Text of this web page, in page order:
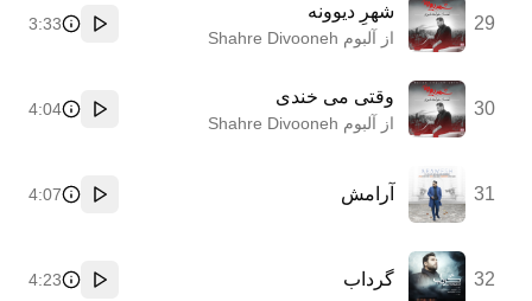
29
شهرِ دیوونه
از آلبوم Shahre Divooneh پخش
3:33
30
وقتی می خندی
از آلبوم Shahre Divooneh پخش
4:04
31 آرامش
پخش
4:07
32 گرداب
پخش
4:23